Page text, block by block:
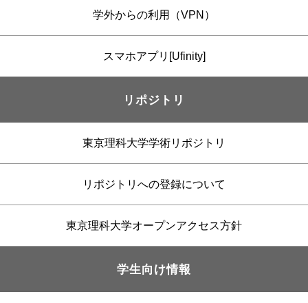
学外からの利用（VPN）
スマホアプリ[Ufinity]
リポジトリ
東京理科大学学術リポジトリ
リポジトリへの登録について
東京理科大学オープンアクセス方針
学生向け情報